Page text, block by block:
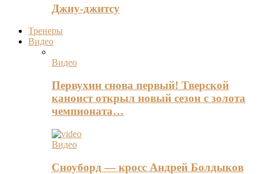
Джиу-джитсу
Тренеры
Видео
Видео
Первухин снова первый! Тверской
каноист открыл новый сезон с золота
чемпионата…
Видео
Сноуборд — кросс Андрей Болдыков